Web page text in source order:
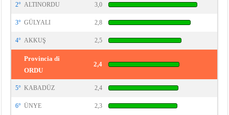
2° ALTINORDU 3,0
3° GÜLYALI 2,8
4° AKKUŞ 2,5
Provincia di
ORDU
2,4
5° KABADÜZ 2,4
6° ÜNYE 2,3